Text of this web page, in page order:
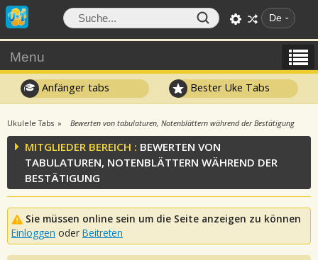
De
Menu
Anfänger tabs Bester Uke Tabs
Ukulele Tabs Bewerten von tabulaturen, Notenblättern während der Bestätigung
MITGLIEDER BEREICH : BEWERTEN VON
TABULATUREN, NOTENBLÄTTERN WÄHREND DER
BESTÄTIGUNG
Sie müssen online sein um die Seite anzeigen zu können
Einloggen oder Beitreten